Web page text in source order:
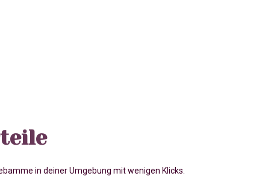
in deiner Umgebung mit wenigen Klicks.